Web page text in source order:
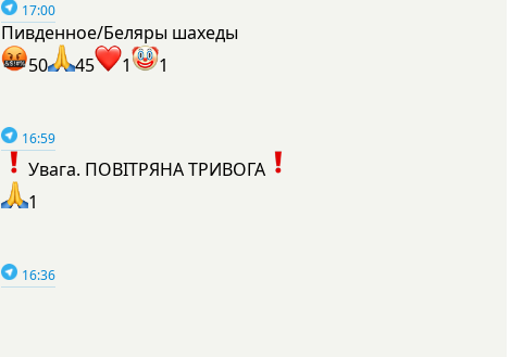
17:00
Пивденное/Беляры шахеды
50
45 1 1
16:59
Увага. ПОВІТРЯНА ТРИВОГА
1
16:36